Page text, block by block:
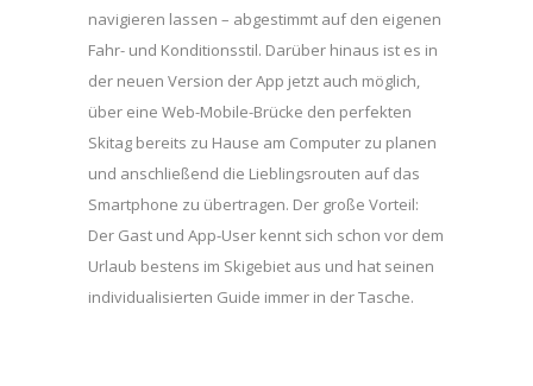
navigieren lassen – abgestimmt auf den eigenen
Fahr- und Konditionsstil. Darüber hinaus ist es in
der neuen Version der App jetzt auch möglich,
über eine Web-Mobile-Brücke den perfekten
Skitag bereits zu Hause am Computer zu planen
und anschließend die Lieblingsrouten auf das
Smartphone zu übertragen. Der große Vorteil:
Der Gast und App-User kennt sich schon vor dem
Urlaub bestens im Skigebiet aus und hat seinen
individualisierten Guide immer in der Tasche.